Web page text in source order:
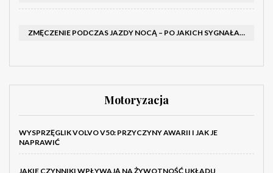
ZMĘCZENIE PODCZAS JAZDY NOCĄ – PO JAKICH SYGNAŁACH ROZPOZNAĆ SENNOŚĆ ZA KIEROWNICĄ I KIEDY ZROBIĆ PRZERWĘ
Motoryzacja
WYSPRZĘGLIK VOLVO V50: PRZYCZYNY AWARII I JAK JE
NAPRAWIĆ
JAKIE CZYNNIKI WPŁYWAJĄ NA ŻYWOTNOŚĆ UKŁADU